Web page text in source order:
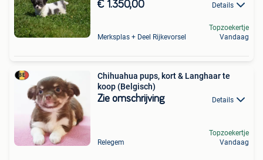
€ 1.350,00 Details
Merksplas + Deel Rijkevorsel
Topzoekertje
Vandaag
Chihuahua pups, kort & Langhaar te
koop (Belgisch)
Zie omschrijving Details
Relegem
Topzoekertje
Vandaag